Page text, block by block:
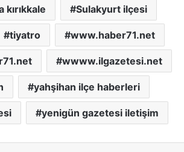
kırıkkale Sulakyurt ilçesi
tiyatro www.haber71.net
wwww.ilgazetesi.net
yahşihan ilçe haberleri
yenigün gazetesi iletişim